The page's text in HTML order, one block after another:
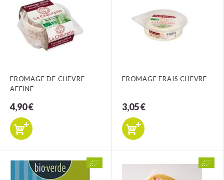
FROMAGE DE CHEVRE
AFFINE
4,90 €
FROMAGE FRAIS CHEVRE
3,05 €